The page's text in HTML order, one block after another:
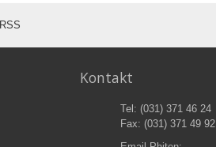
RSS
Kontakt
Tel: (031) 371 46 24
Fax: (031) 371 49 92